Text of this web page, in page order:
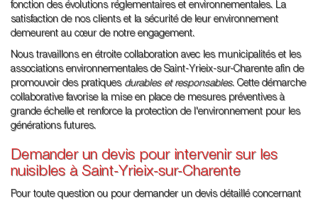
fonction des évolutions réglementaires et environnementales. La
satisfaction de nos clients et la sécurité de leur environnement
demeurent au cœur de notre engagement.
Nous travaillons en étroite collaboration avec les municipalités et les
associations environnementales de Saint-Yrieix-sur-Charente afin de
promouvoir des pratiques durables et responsables. Cette démarche
collaborative favorise la mise en place de mesures préventives à
grande échelle et renforce la protection de l'environnement pour les
générations futures.
Demander un devis pour intervenir sur les
nuisibles à Saint-Yrieix-sur-Charente
Pour toute question ou pour demander un devis détaillé concernant